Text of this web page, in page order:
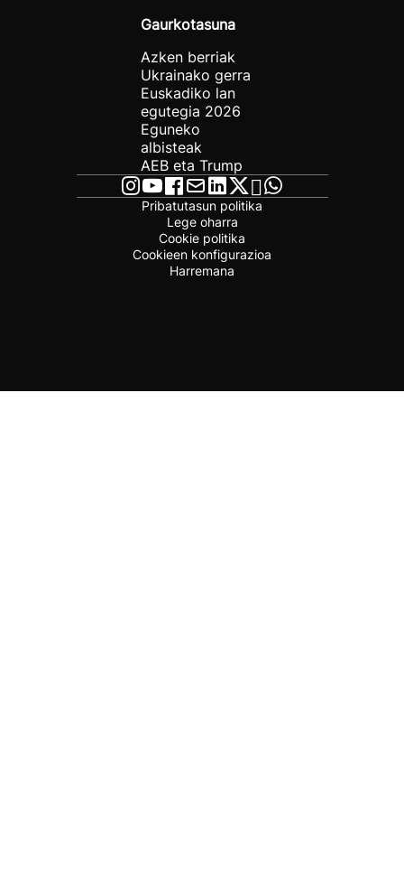
Gaurkotasuna
Azken berriak
Ukrainako gerra
Euskadiko lan
egutegia 2026
Eguneko
albisteak
AEB eta Trump
Pribatutasun politika
Lege oharra
Cookie politika
Cookieen konfigurazioa
Harremana